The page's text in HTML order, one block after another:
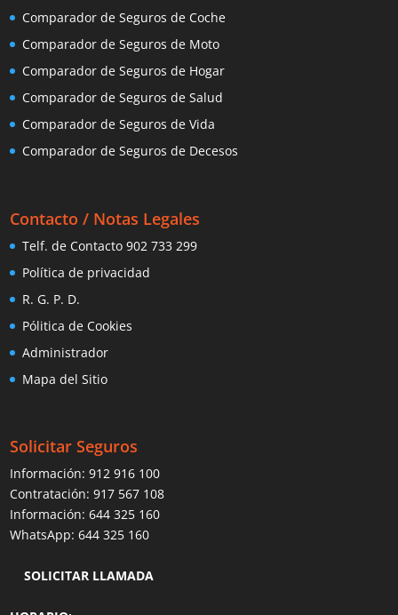
Comparador de Seguros de Coche
Comparador de Seguros de Moto
Comparador de Seguros de Hogar
Comparador de Seguros de Salud
Comparador de Seguros de Vida
Comparador de Seguros de Decesos
Contacto / Notas Legales
Telf. de Contacto 902 733 299
Política de privacidad
R. G. P. D.
Pólitica de Cookies
Administrador
Mapa del Sitio
Solicitar Seguros
Información:912 916 100
Contratación:917 567 108
Información:644 325 160
WhatsApp:644 325 160
SOLICITAR LLAMADA